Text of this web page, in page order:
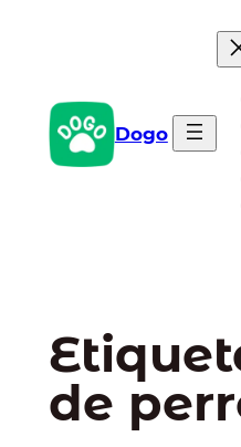
Dogo
de